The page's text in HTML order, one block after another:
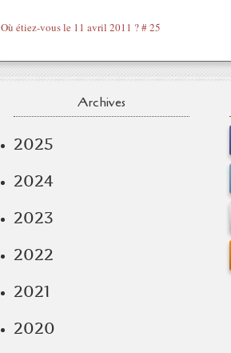
Où étiez-vous le 11 avril 2011 ? # 25
Archives
2025
2024
2023
2022
2021
2020